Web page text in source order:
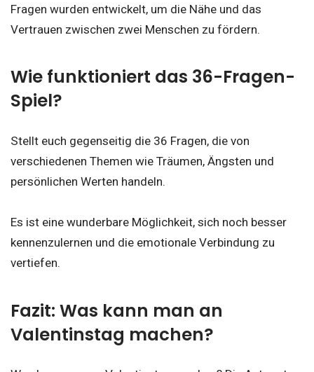
Fragen wurden entwickelt, um die Nähe und das
Vertrauen zwischen zwei Menschen zu fördern.
Wie funktioniert das 36-Fragen-
Spiel?
Stellt euch gegenseitig die 36 Fragen, die von
verschiedenen Themen wie Träumen, Ängsten und
persönlichen Werten handeln.
Es ist eine wunderbare Möglichkeit, sich noch besser
kennenzulernen und die emotionale Verbindung zu
vertiefen.
Fazit: Was kann man an
Valentinstag machen?